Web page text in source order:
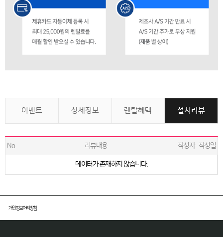
이벤트 상세정보 렌탈혜택 설치리뷰
No 리뷰내용 작성자 작성일
데이터가 존재하지 않습니다.
개인정보처리방침